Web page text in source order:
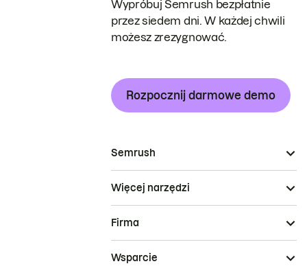
Wypróbuj Semrush bezpłatnie
przez siedem dni. W każdej chwili
możesz zrezygnować.
Rozpocznij darmowe demo
Semrush
Więcej narzędzi
Firma
Wsparcie